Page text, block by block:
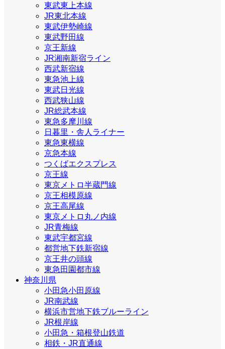
東武東上本線
JR東北本線
東武伊勢崎線
東武野田線
京王新線
JR湘南新宿ライン
西武新宿線
東急池上線
東武日光線
西武狭山線
JR総武本線
東急多摩川線
日暮里・舎人ライナー
東急東横線
京急本線
つくばエクスプレス
京王線
東京メトロ半蔵門線
京王相模原線
京王高尾線
東京メトロ丸ノ内線
JR青梅線
東武宇都宮線
都営地下鉄新宿線
京王井の頭線
東急田園都市線
神奈川県
小田急小田原線
JR南武線
横浜市営地下鉄ブルーライン
JR根岸線
小田急・箱根登山鉄道
相鉄・JR直通線